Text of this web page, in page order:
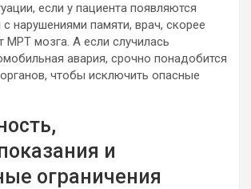
если у пациента появляются
нарушениями памяти, врач, скорее
МРТ мозга. А если случилась
авария, срочно понадобится
чтобы исключить опасные
и
ограничения